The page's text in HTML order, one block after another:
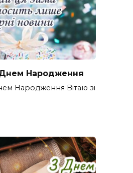
Народження
Народження Вітаю зі